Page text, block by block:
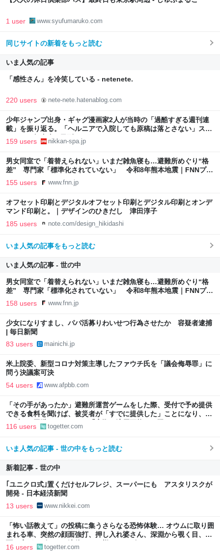
1 user www.syufumaruko.com
同じサイトの新着をもっと読む
いま人気の記事
「感性さん」を冷笑している - netenete.
220 users nete-nete.hatenablog.com
少年ジャンプ出身・ギャグ漫画家2人が当時の「過酷すぎる週刊連
載」を振り返る。「ヘルニアで入院しても原稿は落とさない」スト
イックな舞台裏 | 日刊SPA!
159 users nikkan-spa.jp
男女同室で「着替えられない」いまだ雑魚寝も…避難所めぐり“格
差” 専門家「標準化されていない」 令和8年熊本地震｜FNNプラ
イムオンライン
155 users www.fnn.jp
オフセット印刷とデジタルオフセット印刷とデジタル印刷とオンデ
マンド印刷と。｜デザインのひきだし 津田淳子
185 users note.com/design_hikidashi
いま人気の記事をもっと読む
いま人気の記事 - 世の中
男女同室で「着替えられない」いまだ雑魚寝も…避難所めぐり“格
差” 専門家「標準化されていない」 令和8年熊本地震｜FNNプラ
イムオンライン
158 users www.fnn.jp
少女になりすまし、パパ活募りわいせつ行為させたか 容疑者逮捕
| 毎日新聞
83 users mainichi.jp
米上院委、新型コロナ対策主導したファウチ氏を「議会侮辱罪」に
問う決議案可決
54 users www.afpbb.com
「その手があったか」避難所運営ゲームをした際、受付で予め提供
できる食料を聞けば、被災者が「すでに提供した」ことになり、ト
ラブルを回避できた、ただ「実際に適用可能とは限らない」かも
116 users togetter.com
いま人気の記事 - 世の中をもっと読む
新着記事 - 世の中
｢ユニクロ式｣置くだけセルフレジ、スーパーにも アスタリスクが
開発 - 日本経済新聞
13 users www.nikkei.com
「怖い話教えて」の投稿に集うさらなる恐怖体験… オウムに取り囲
まれる車、突然の顔面強打、押し入れ婆さん、深淵から覗く目、路
面に広がるピンクの液体など、様々なエピソード
16 users togetter.com